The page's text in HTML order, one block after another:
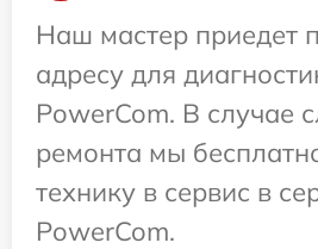
Наш мастер приедет
адресу для
PowerCom. В случае
ремонта мы
технику в сервис в
PowerCom.